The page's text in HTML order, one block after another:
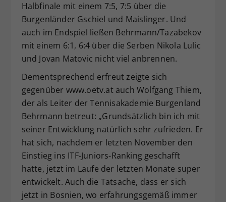
Halbfinale mit einem 7:5, 7:5 über die
Burgenländer Gschiel und Maislinger. Und
auch im Endspiel ließen Behrmann/Tazabekov
mit einem 6:1, 6:4 über die Serben Nikola Lulic
und Jovan Matovic nicht viel anbrennen.
Dementsprechend erfreut zeigte sich
gegenüber www.oetv.at auch Wolfgang Thiem,
der als Leiter der Tennisakademie Burgenland
Behrmann betreut: „Grundsätzlich bin ich mit
seiner Entwicklung natürlich sehr zufrieden. Er
hat sich, nachdem er letzten November den
Einstieg ins ITF-Juniors-Ranking geschafft
hatte, jetzt im Laufe der letzten Monate super
entwickelt. Auch die Tatsache, dass er sich
jetzt in Bosnien, wo erfahrungsgemäß immer